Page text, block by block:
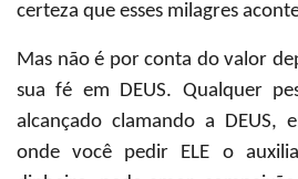
certeza que esses milagres
Mas não é por conta do valor
sua fé em DEUS. Qualquer
alcançado clamando a DEUS,
onde você pedir ELE o